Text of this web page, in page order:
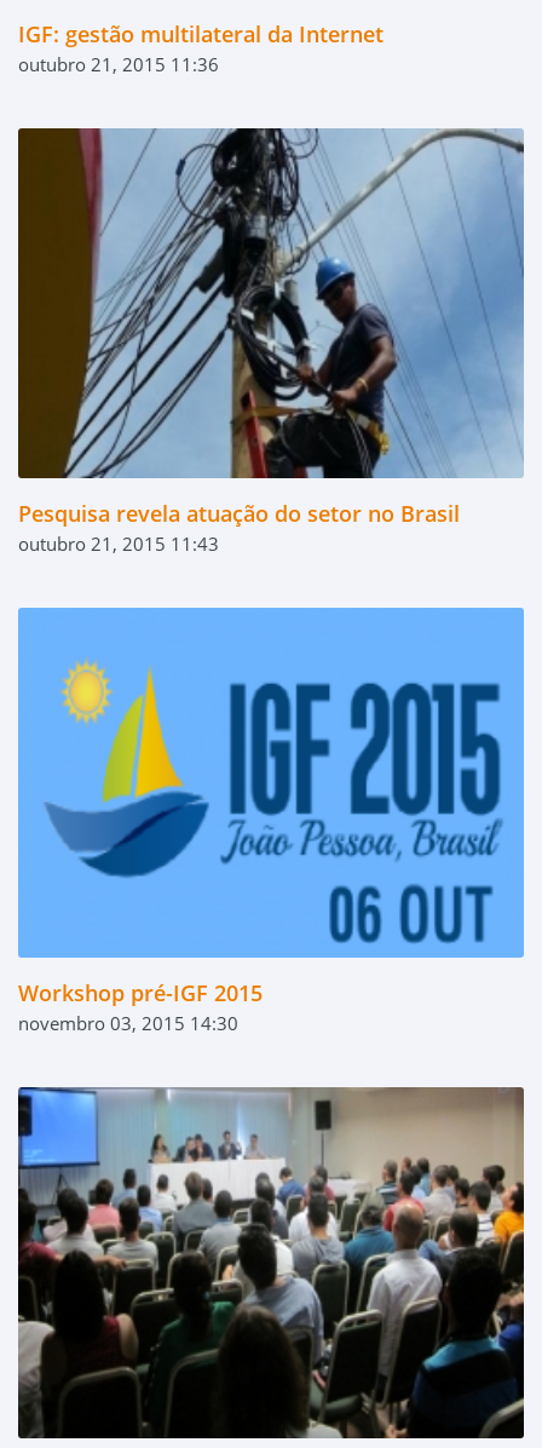
IGF: gestão multilateral da Internet
outubro 21, 2015 11:36
Pesquisa revela atuação do setor no Brasil
outubro 21, 2015 11:43
Workshop pré-IGF 2015
novembro 03, 2015 14:30